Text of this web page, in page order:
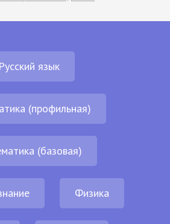
Русский язык
(профильная)
(базовая)
Физика